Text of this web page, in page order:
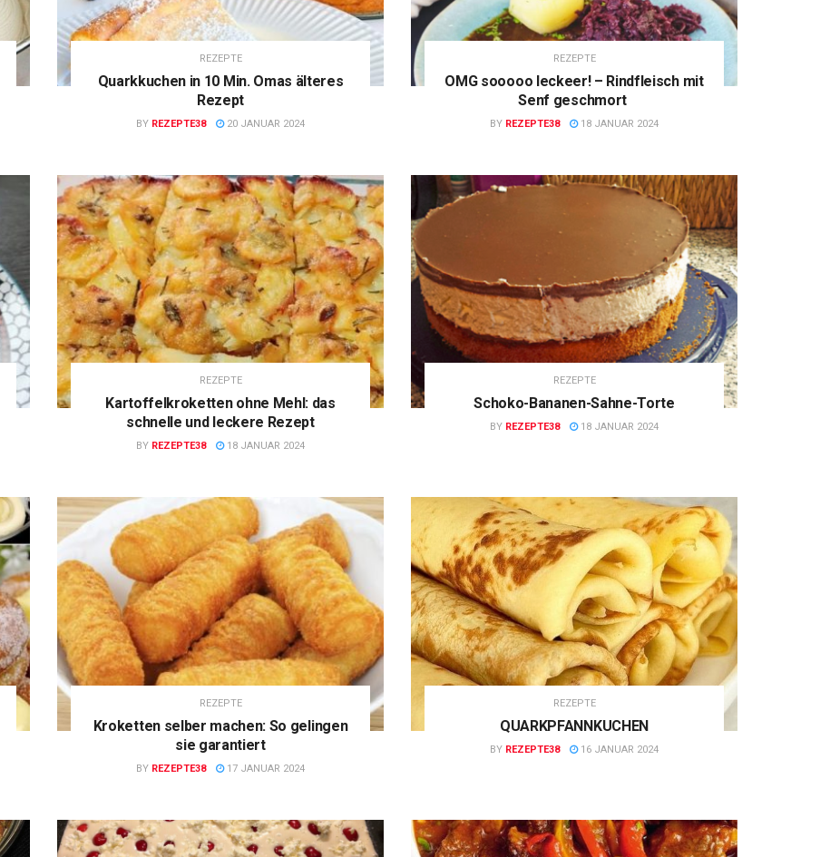
REZEPTE
Quarkkuchen in 10 Min. Omas älteres
Rezept
BY REZEPTE38 20 JANUAR 2024
REZEPTE
OMG sooooo leckeer! – Rindfleisch mit
Senf geschmort
BY REZEPTE38 18 JANUAR 2024
REZEPTE
Kartoffelkroketten ohne Mehl: das
schnelle und leckere Rezept
BY REZEPTE38 18 JANUAR 2024
REZEPTE
Schoko-Bananen-Sahne-Torte
BY REZEPTE38 18 JANUAR 2024
REZEPTE
Kroketten selber machen: So gelingen
sie garantiert
BY REZEPTE38 17 JANUAR 2024
REZEPTE
QUARKPFANNKUCHEN
BY REZEPTE38 16 JANUAR 2024